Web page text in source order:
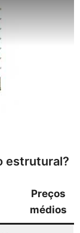
estrutural?
Preços
médios